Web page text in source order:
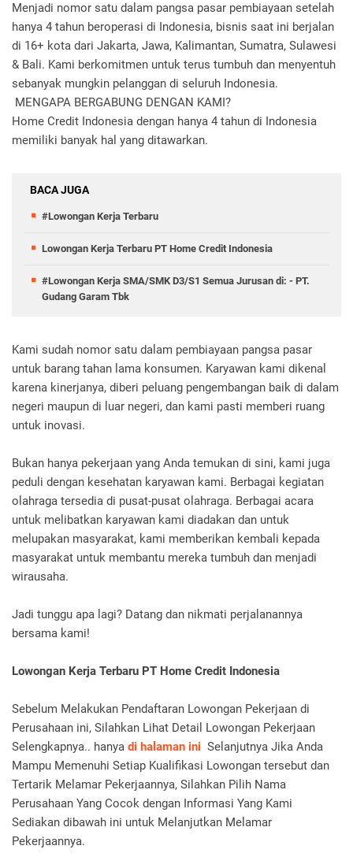
Menjadi nomor satu dalam pangsa pasar pembiayaan setelah
hanya 4 tahun beroperasi di Indonesia, bisnis saat ini berjalan
di 16+ kota dari Jakarta, Jawa, Kalimantan, Sumatra, Sulawesi
& Bali. Kami berkomitmen untuk terus tumbuh dan menyentuh
sebanyak mungkin pelanggan di seluruh Indonesia.
MENGAPA BERGABUNG DENGAN KAMI?
Home Credit Indonesia dengan hanya 4 tahun di Indonesia
memiliki banyak hal yang ditawarkan.
BACA JUGA
#Lowongan Kerja Terbaru
Lowongan Kerja Terbaru PT Home Credit Indonesia
#Lowongan Kerja SMA/SMK D3/S1 Semua Jurusan di: - PT.
Gudang Garam Tbk
Kami sudah nomor satu dalam pembiayaan pangsa pasar
untuk barang tahan lama konsumen. Karyawan kami dikenal
karena kinerjanya, diberi peluang pengembangan baik di dalam
negeri maupun di luar negeri, dan kami pasti memberi ruang
untuk inovasi.
Bukan hanya pekerjaan yang Anda temukan di sini, kami juga
peduli dengan kesehatan karyawan kami. Berbagai kegiatan
olahraga tersedia di pusat-pusat olahraga. Berbagai acara
untuk melibatkan karyawan kami diadakan dan untuk
melupakan masyarakat, kami memberikan kembali kepada
masyarakat untuk membantu mereka tumbuh dan menjadi
wirausaha.
Jadi tunggu apa lagi? Datang dan nikmati perjalanannya
bersama kami!
Lowongan Kerja Terbaru PT Home Credit Indonesia
Sebelum Melakukan Pendaftaran Lowongan Pekerjaan di
Perusahaan ini, Silahkan Lihat Detail Lowongan Pekerjaan
Selengkapnya.. hanya di halaman ini Selanjutnya Jika Anda
Mampu Memenuhi Setiap Kualifikasi Lowongan tersebut dan
Tertarik Melamar Pekerjaannya, Silahkan Pilih Nama
Perusahaan Yang Cocok dengan Informasi Yang Kami
Sediakan dibawah ini untuk Melanjutkan Melamar
Pekerjaannya.